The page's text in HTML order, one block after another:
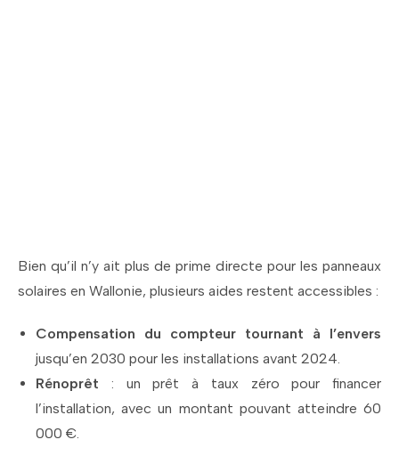
Bien qu’il n’y ait plus de prime directe pour les panneaux
solaires en Wallonie, plusieurs aides restent accessibles :
Compensation du compteur tournant à l’envers
jusqu’en 2030 pour les installations avant 2024.
Rénoprêt : un prêt à taux zéro pour financer
l’installation, avec un montant pouvant atteindre 60
000 €.